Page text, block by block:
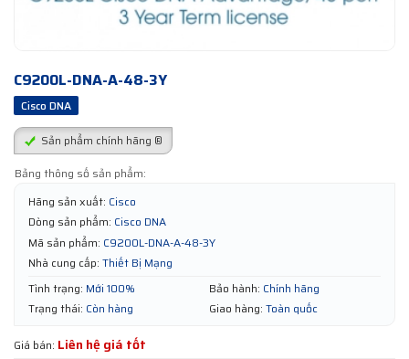
C9200L-DNA-A-48-3Y
Cisco DNA
Sản phẩm chính hãng ®
Bảng thông số sản phẩm:
Hãng sản xuất: Cisco
Dòng sản phẩm: Cisco DNA
Mã sản phẩm: C9200L-DNA-A-48-3Y
Nhà cung cấp: Thiết Bị Mạng
Tình trạng: Mới 100% Bảo hành: Chính hãng
Trạng thái: Còn hàng Giao hàng: Toàn quốc
Giá bán: Liên hệ giá tốt